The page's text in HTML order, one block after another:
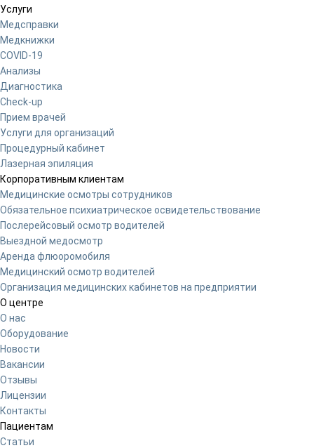
Услуги
Медсправки
Медкнижки
COVID-19
Анализы
Диагностика
Check-up
Прием врачей
Услуги для организаций
Процедурный кабинет
Лазерная эпиляция
Корпоративным клиентам
Медицинские осмотры сотрудников
Обязательное психиатрическое освидетельствование
Послерейсовый осмотр водителей
Выездной медосмотр
Аренда флюоромобиля
Медицинский осмотр водителей
Организация медицинских кабинетов на предприятии
О центре
О нас
Оборудование
Новости
Вакансии
Отзывы
Лицензии
Контакты
Пациентам
Статьи